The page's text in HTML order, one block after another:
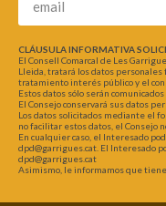
CLÁUSULA INFORMATIVA
El Consell Comarcal de Les
Lleida, tratará los datos
tratamiento interés público y el
Estos datos sólo serán
El Consejo conservará sus datos
Los datos solicitados mediante el
no facilitar estos datos, el Consejo
En cualquier caso, el Interesado
dpd@garrigues.cat. El Interesado
dpd@garrigues.cat
Asimismo, le informamos que